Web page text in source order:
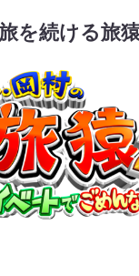
を続ける旅